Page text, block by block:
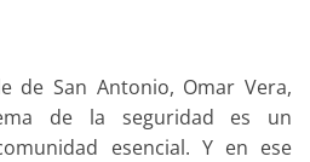
de San Antonio, Omar Vera,
de la seguridad es un
esencial. Y en ese